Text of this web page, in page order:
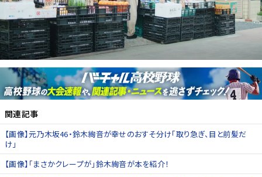
関連記事
【画像】元乃木坂46・鈴木絢音が幸せのおすそ分け「取り急ぎ、目と前髪だ
け」
【画像】「まさかクレープが」鈴木絢音が本を紹介！